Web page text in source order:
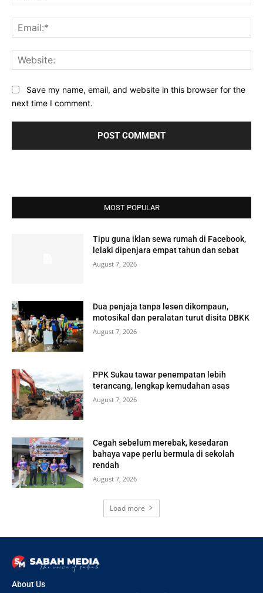
Save my name, email, and website in this browser for the
next time I comment.
MOST POPULAR
Tipu guna iklan sewa rumah di Facebook,
lelaki dipenjara empat tahun dan sebat
August 7, 2026
Dua penjaja tanpa lesen dikompaun,
motosikal dan peralatan turut disita DBKK
August 7, 2026
PPK Sukau tawar penempatan lebih
terancang, lengkap kemudahan asas
August 7, 2026
Cegah sebelum merebak, kesedaran
bahaya vape perlu bermula di sekolah
rendah
August 7, 2026
Load more
About Us